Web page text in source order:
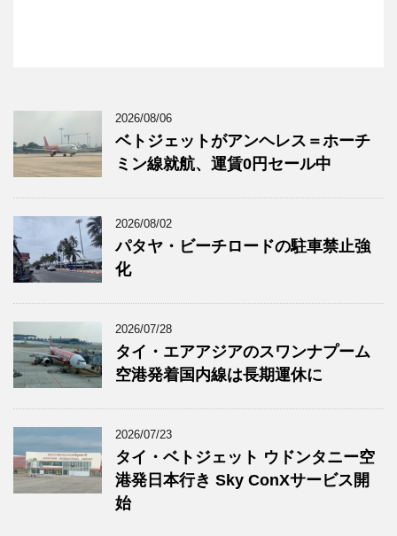
2026/08/06
ベトジェットがアンヘレス＝ホーチ
ミン線就航、運賃0円セール中
2026/08/02
パタヤ・ビーチロードの駐車禁止強
化
2026/07/28
タイ・エアアジアのスワンナプーム
空港発着国内線は長期運休に
2026/07/23
タイ・ベトジェット ウドンタニー空
港発日本行き Sky ConXサービス開
始